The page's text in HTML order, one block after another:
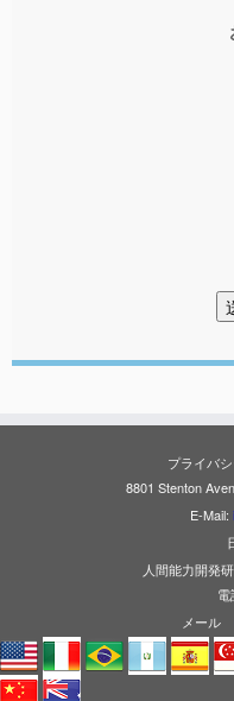
プライバ
8801 Stenton
E-Mail:
人間能力開
電話
メール